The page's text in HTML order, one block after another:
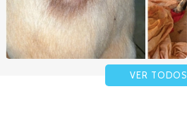
VER TODOS